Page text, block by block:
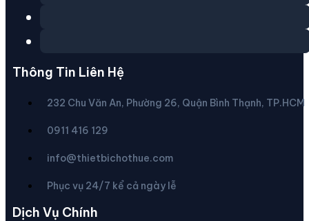
Thông Tin Liên Hệ
232 Chu Văn An, Phường 26, Quận Bình Thạnh, TP.HCM
0911 416 129
info@thietbichothue.com
Phục vụ 24/7 kể cả ngày lễ
Dịch Vụ Chính